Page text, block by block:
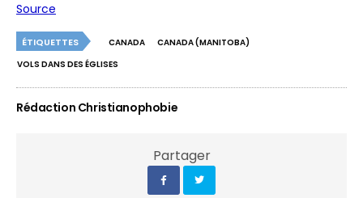
Source
ÉTIQUETTES CANADA
CANADA (MANITOBA)
VOLS DANS DES ÉGLISES
Rédaction Christianophobie
Partager